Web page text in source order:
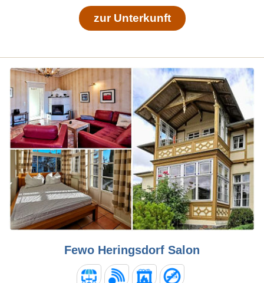
zur Unterkunft
Fewo Heringsdorf Salon